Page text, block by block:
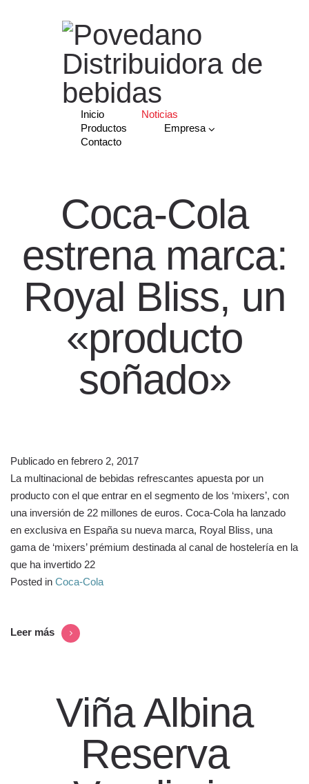
Inicio
Noticias
Productos
Empresa
Contacto
Coca-Cola
estrena marca:
Royal Bliss, un
«producto
soñado»
Publicado en febrero 2, 2017
La multinacional de bebidas refrescantes apuesta por un
producto con el que entrar en el segmento de los ‘mixers’, con
una inversión de 22 millones de euros. Coca-Cola ha lanzado
en exclusiva en España su nueva marca, Royal Bliss, una
gama de ‘mixers’ prémium destinada al canal de hostelería en la
que ha invertido 22
Posted in Coca-Cola
Leer más
Viña Albina
Reserva